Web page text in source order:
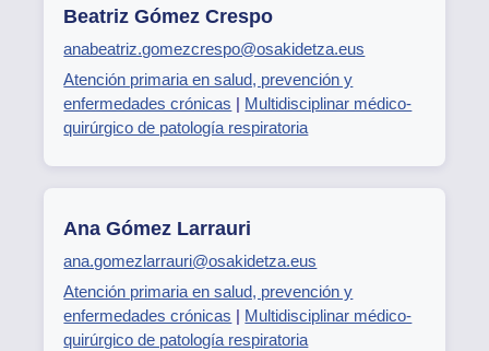
Beatriz Gómez Crespo
anabeatriz.gomezcrespo@osakidetza.eus
Atención primaria en salud, prevención y
enfermedades crónicas | Multidisciplinar médico-
quirúrgico de patología respiratoria
Ana Gómez Larrauri
ana.gomezlarrauri@osakidetza.eus
Atención primaria en salud, prevención y
enfermedades crónicas | Multidisciplinar médico-
quirúrgico de patología respiratoria